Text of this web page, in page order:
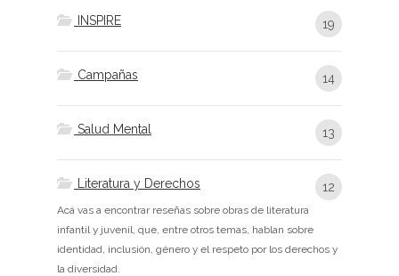
INSPIRE 19
Campañas 14
Salud Mental 13
Literatura y Derechos 12
Acá vas a encontrar reseñas sobre obras de literatura
infantil y juvenil, que, entre otros temas, hablan sobre
identidad, inclusión, género y el respeto por los derechos y
la diversidad.